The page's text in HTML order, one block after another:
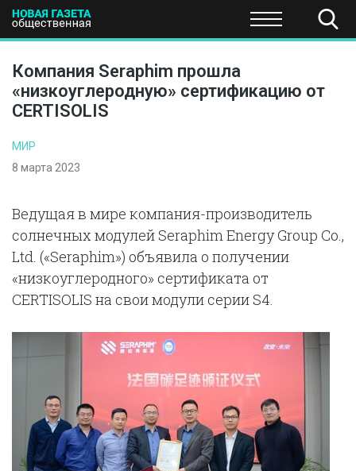
ПОЛИТИКА ЭКОНОМИКА НАУКА И
Компания Seraphim прошла
«низкоуглеродную» сертификацию от
CERTISOLIS
МИР
8 марта 2023
Ведущая в мире компания-производитель
солнечных модулей Seraphim Energy Group Co.,
Ltd. («Seraphim») объявила о получении
«низкоуглеродного» сертификата от
CERTISOLIS на свои модули серии S4.